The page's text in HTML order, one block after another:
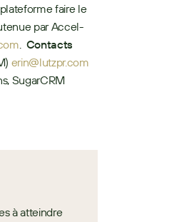
faire le
par Accel-
. Contacts
à atteindre